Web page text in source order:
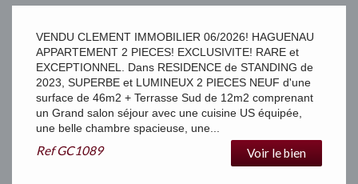
VENDU CLEMENT IMMOBILIER 06/2026! HAGUENAU
APPARTEMENT 2 PIECES! EXCLUSIVITE! RARE et
EXCEPTIONNEL. Dans RESIDENCE de STANDING de
2023, SUPERBE et LUMINEUX 2 PIECES NEUF d'une
surface de 46m2 + Terrasse Sud de 12m2 comprenant
un Grand salon séjour avec une cuisine US équipée,
une belle chambre spacieuse, une...
RefGC1089 Voir le bien